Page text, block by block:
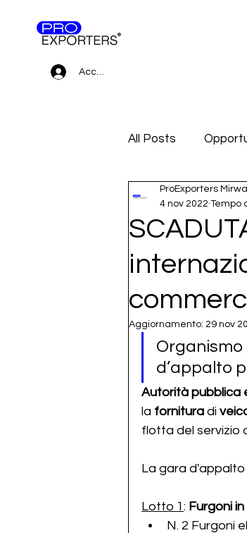
Accedi
All Posts
Gare d'appalto
ProExporters
4 nov 2022 Tempo
Aggiornamento: 29 nov
d’appalto
Autorità pubblica
la fornitura di
flotta del servizio
La gara
Lotto 1 : Furgoni
N. 2 Furgoni